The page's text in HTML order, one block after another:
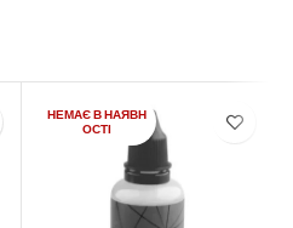
НЕМАЄ В НАЯВН
ОСТІ